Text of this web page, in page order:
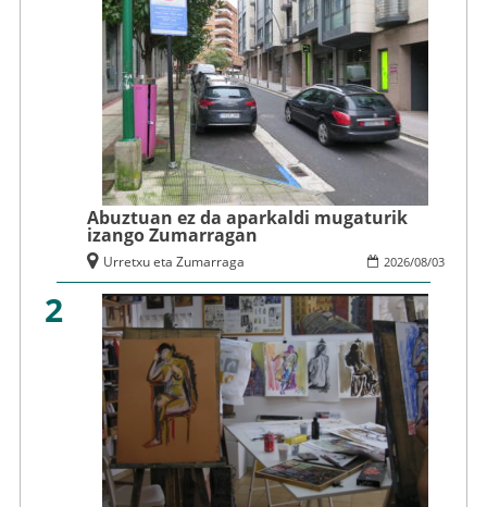
Abuztuan ez da aparkaldi mugaturik
izango Zumarragan
2026/08/03
Urretxu eta Zumarraga
2